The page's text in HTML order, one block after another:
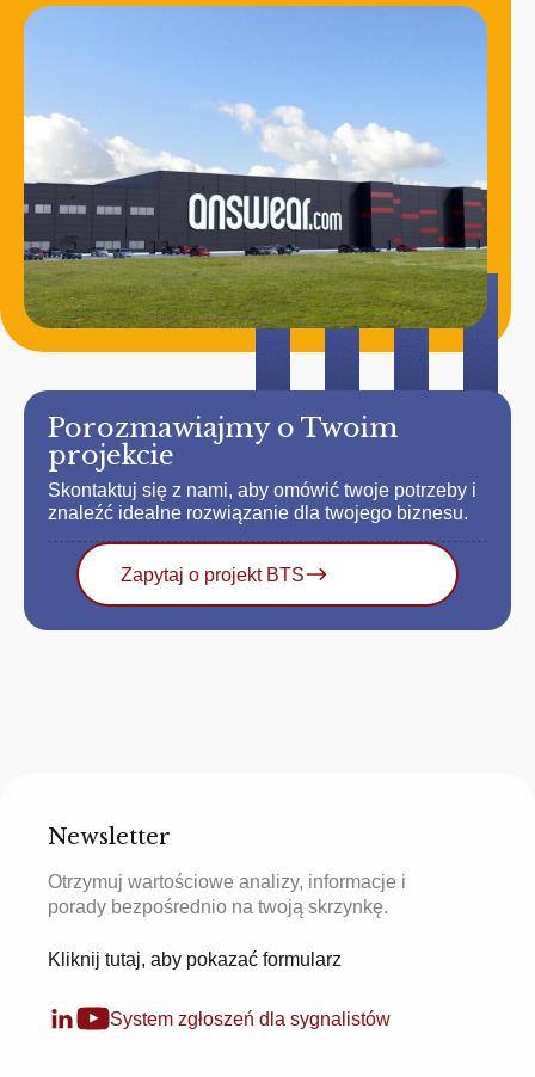
Porozmawiajmy o Twoim
projekcie
Skontaktuj się z nami, aby omówić twoje potrzeby i
znaleźć idealne rozwiązanie dla twojego biznesu.
Zapytaj o projekt BTS
Newsletter
Otrzymuj wartościowe analizy, informacje i
porady bezpośrednio na twoją skrzynkę.
Kliknij tutaj, aby pokazać formularz
System zgłoszeń dla sygnalistów